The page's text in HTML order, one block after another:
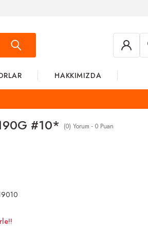
HAKKIMIZDA
#10* (0) Yorum - 0 Puan